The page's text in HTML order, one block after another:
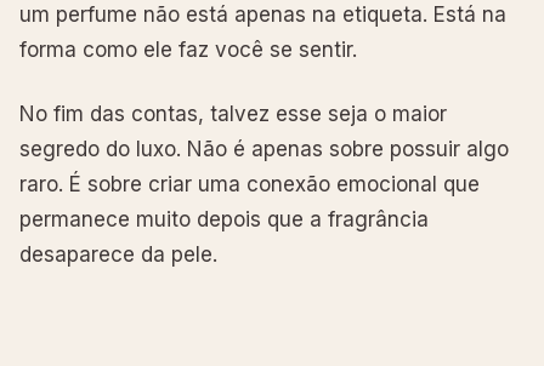
um perfume não está apenas na etiqueta. Está na
forma como ele faz você se sentir.
No fim das contas, talvez esse seja o maior
segredo do luxo. Não é apenas sobre possuir algo
raro. É sobre criar uma conexão emocional que
permanece muito depois que a fragrância
desaparece da pele.